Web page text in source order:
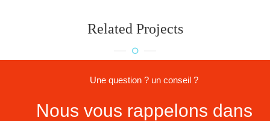
Related Projects
Une question ? un conseil ?
Nous vous rappelons dans